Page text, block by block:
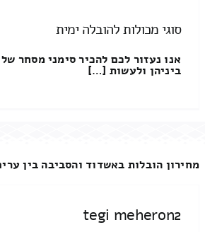
סוגי מכולות להובלה ימית
אנו נעזור לכם להכיר סימני מסחר
ביניהן ולעשות […]
מחירון הובלות באשדוד והסביבה בין
tegi meheron2